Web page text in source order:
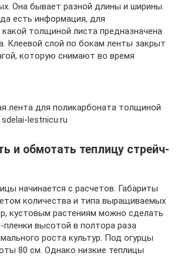
Она бывает разной длины и ширины.
есть информация, для
толщиной листа предназначена
Клеевой слой по бокам ленты закрыт
которую снимают во время
лента для поликарбоната толщиной
lestnicu.ru
и обмотать теплицу стрейч-
начинается с расчетов. Габариты
количества и типа выращиваемых
кустовым растениям можно сделать
пленки высотой в полтора раза
роста культур. Под огурцы
80 см. Однако низкие теплицы